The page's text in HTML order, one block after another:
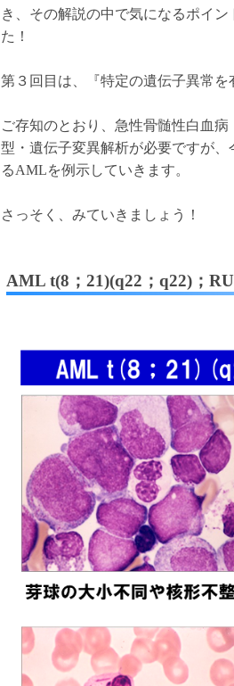
き、その解説の中で気になるポイ
た！
第３回目は、『特定の遺伝子異常を
ご存知のとおり、急性骨髄性白血病
型・遺伝子変異解析が必要ですが
るAMLを例示していきます。
さっそく、みていきましょう！
AML t(8；21)(q22；q22)；